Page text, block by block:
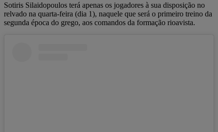
Sotiris Silaidopoulos terá apenas os jogadores à sua disposição no
relvado na quarta-feira (dia 1), naquele que será o primeiro treino da
segunda época do grego, aos comandos da formação rioavista.